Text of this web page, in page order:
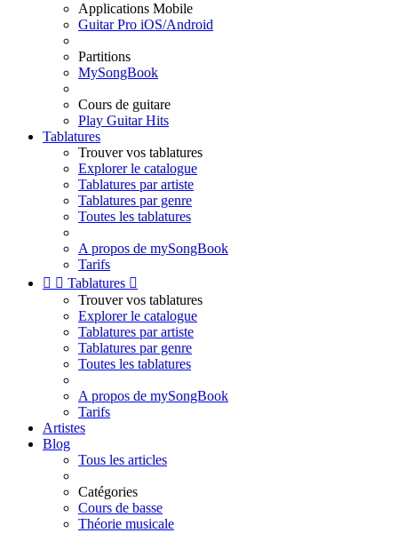
Applications Mobile
Guitar Pro iOS/Android
Partitions
MySongBook
Cours de guitare
Play Guitar Hits
Tablatures
Trouver vos tablatures
Explorer le catalogue
Tablatures par artiste
Tablatures par genre
Toutes les tablatures
A propos de mySongBook
Tarifs
  Tablatures 
Trouver vos tablatures
Explorer le catalogue
Tablatures par artiste
Tablatures par genre
Toutes les tablatures
A propos de mySongBook
Tarifs
Artistes
Blog
Tous les articles
Catégories
Cours de basse
Théorie musicale